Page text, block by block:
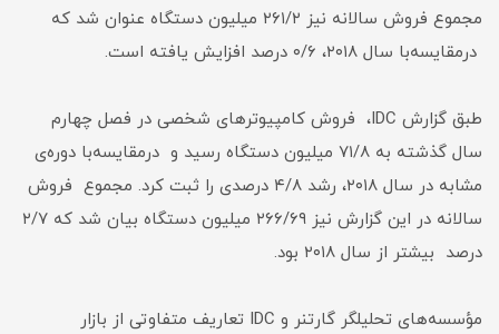
مجموع فروش سالانه نیز ۲۶۱/۲ میلیون دستگاه عنوان شد که
درمقایسه‌با سال ۲۰۱۸، ۰/۶ درصد افزایش یافته است.
طبق گزارش IDC، فروش کامپیوترهای شخصی در فصل چهارم
سال گذشته به ۷۱/۸ میلیون دستگاه رسید و درمقایسه‌با دوره‌ی
مشابه در سال ۲۰۱۸، رشد ۴/۸ درصدی را ثبت کرد. مجموع فروش
سالانه در این گزارش نیز ۲۶۶/۶۹ میلیون دستگاه بیان شد که ۲/۷
درصد بیشتر از سال ۲۰۱۸ بود.
مؤسسه‌های تحلیلگر گارتنر و IDC تعاریف متفاوتی از بازار